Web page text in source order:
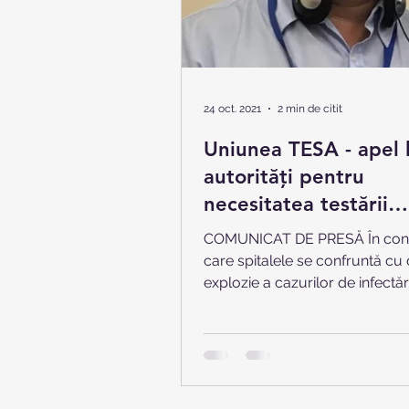
Uniunea TESA - apel
autorități pentru
necesitatea testării
gratuite a
Sănătate
COMUNICAT DE PRESĂ În
care spitalele se confruntă cu
explozie a cazurilor de
24 oct. 2021 2 min de citit